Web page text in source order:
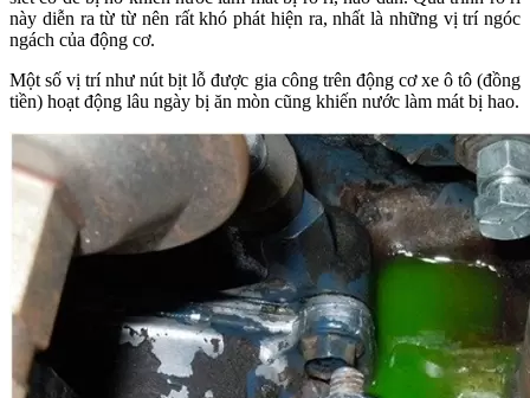
này diễn ra từ từ nên rất khó phát hiện ra, nhất là những vị trí ngóc
ngách của động cơ.
Một số vị trí như nút bịt lỗ được gia công trên động cơ xe ô tô (đồng
tiền) hoạt động lâu ngày bị ăn mòn cũng khiến nước làm mát bị hao.